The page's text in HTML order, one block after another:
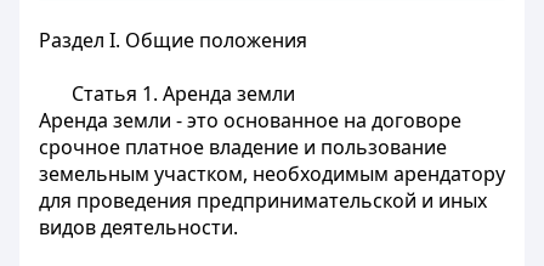
Раздел I. Общие положения
Статья 1. Аренда земли
Аренда земли - это основанное на договоре
срочное платное владение и пользование
земельным участком, необходимым арендатору
для проведения предпринимательской и иных
видов деятельности.